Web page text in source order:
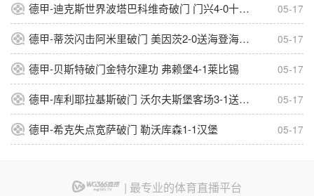
德甲-迪克斯世界波塔巴科维奇破门 门兴4-0十人霍芬海姆 05-17
德甲-蒂茨闪击阿米里破门 美因茨2-0送海登海姆降级 05-17
德甲-贝斯特破门金特尔建功 弗赖堡4-1莱比锡 05-17
德甲-库利耶拉基斯破门 沃尔夫斯堡客场3-1送圣保利降级 05-17
德甲-希克失点宽萨破门 勒沃库森1-1汉堡 05-17
| 最专业的体育直播平台